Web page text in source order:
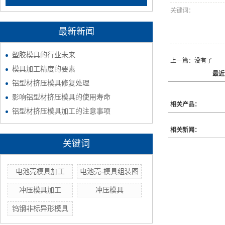
最新新闻
塑胶模具的行业未来
模具加工精度的要素
铝型材挤压模具修复处理
影响铝型材挤压模具的使用寿命
铝型材挤压模具加工的注意事项
关键词
电池壳模具加工 电池壳-模具组装图
冲压模具加工 冲压模具
钨钢非标异形模具
关键词：
上一篇：没有了
最
相关产品：
相关新闻：